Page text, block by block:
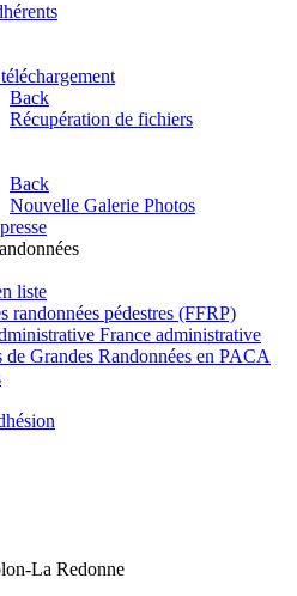
Back
Récupération de fichiers
Back
Nouvelle Galerie Photos
liste
randonnées pédestres (FFRP)
France administrative
de Grandes Randonnées en PACA
La Redonne